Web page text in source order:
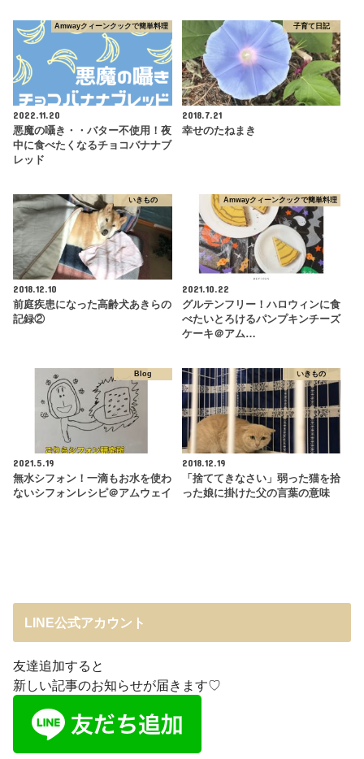
Amwayクィーンクックで簡単料理
2022.11.20
悪魔の囁き・・バター不使用！夜
中に食べたくなるチョコバナナブ
レッド
子育て日記
2018.7.21
幸せのたねまき
いきもの
2018.12.10
前庭疾患になった高齢犬あきらの
記録②
Amwayクィーンクックで簡単料理
2021.10.22
グルテンフリー！ハロウィンに食
べたいとろけるパンプキンチーズ
ケーキ＠アム…
Blog
2021.5.19
無水シフォン！一滴もお水を使わ
ないシフォンレシピ＠アムウェイ
いきもの
2018.12.19
「捨ててきなさい」弱った猫を拾
った娘に掛けた父の言葉の意味
LINE公式アカウント
友達追加すると
新しい記事のお知らせが届きます♡